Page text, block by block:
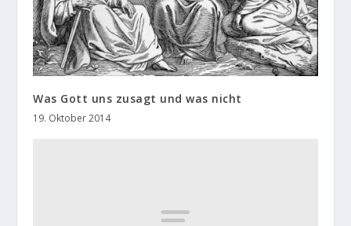
Was Gott uns zusagt und was nicht
19. Oktober 2014